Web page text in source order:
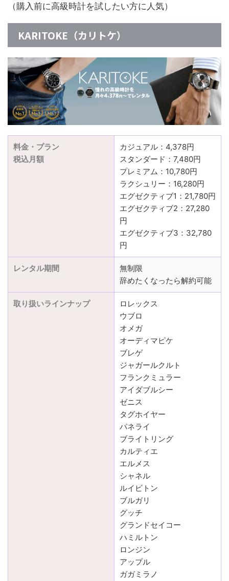
（購入前に高級時計を試したい方に人気）
KARITOKE（カリトケ）
料金・プラン
税込月額
カジュアル：4,378円
スタンダード：7,480円
プレミアム：10,780円
ラクシュリー：16,280円
エグゼクティブ1：21,780円
エグゼクティブ2：27,280
円
エグゼクティブ3：32,780
円
レンタル期間
無制限
辞めたくなったら解約可能
取り扱いラインナップ
ロレックス
ウブロ
オメガ
オーディマピケ
ブレゲ
ジャガールクルト
フランクミュラー
アイダブルシー
ゼニス
タグホイヤー
パネライ
ブライトリング
カルティエ
エルメス
シャネル
ルイビトン
ブルガリ
グッチ
グランドセイコー
ハミルトン
ロンジン
アップル
ガガミラノ